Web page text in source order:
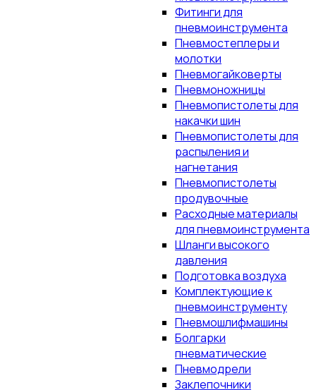
Фитинги для
пневмоинструмента
Пневмостеплеры и
молотки
Пневмогайковерты
Пневмоножницы
Пневмопистолеты для
накачки шин
Пневмопистолеты для
распыления и
нагнетания
Пневмопистолеты
продувочные
Расходные материалы
для пневмоинструмента
Шланги высокого
давления
Подготовка воздуха
Комплектующие к
пневмоинструменту
Пневмошлифмашины
Болгарки
пневматические
Пневмодрели
Заклепочники